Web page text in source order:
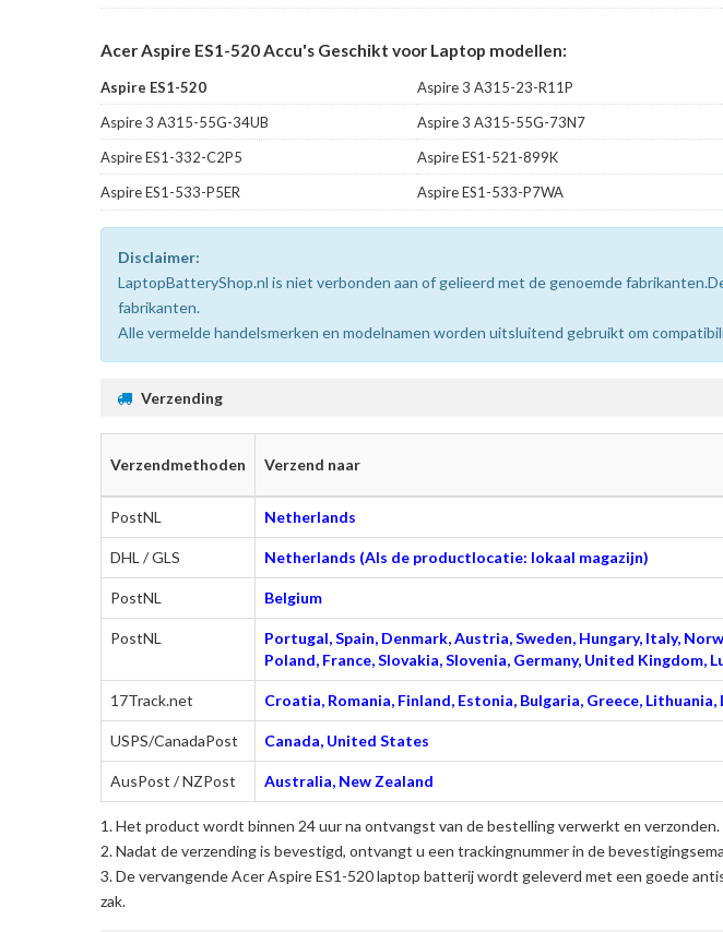
Acer Aspire ES1-520 Accu's Geschikt voor Laptop modellen:
Aspire ES1-520 Aspire 3 A315-23-R11P
Aspire 3 A315-55G-34UB
Aspire 3 A315-55G-73N7
Aspire ES1-332-C2P5
Aspire ES1-521-899K
Aspire ES1-533-P5ER
Aspire ES1-533-P7WA
Disclaimer:
LaptopBatteryShop.nl is niet verbonden aan of gelieerd met de genoemde
fabrikanten.
Alle vermelde handelsmerken en modelnamen worden uitsluitend gebruikt om
Verzending
Verzendmethoden Verzend naar
PostNL Netherlands
DHL / GLS Netherlands (Als de productlocatie: lokaal magazijn)
PostNL Belgium
PostNL
Portugal, Spain, Denmark, Austria, Sweden, Hungary, Italy,
Poland, France, Slovakia, Slovenia, Germany, United Kingdom,
17Track.net Croatia, Romania, Finland, Estonia, Bulgaria, Greece, Lithuania,
USPS/CanadaPost Canada, United States
AusPost / NZPost Australia, New Zealand
Het product wordt binnen 24 uur na ontvangst van de bestelling verwerkt en verzonden.
Nadat de verzending is bevestigd, ontvangt u een trackingnummer in de
Devervangende Acer Aspire ES1-520 laptop batterijwordt geleverd met een goede
zak.